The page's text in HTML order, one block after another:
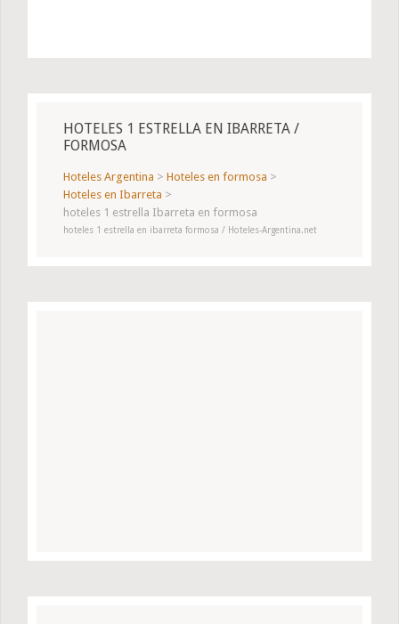
HOTELES 1 ESTRELLA EN IBARRETA /
FORMOSA
Hoteles Argentina > Hoteles en formosa >
Hoteles en Ibarreta >
hoteles 1 estrella Ibarreta en formosa
hoteles 1 estrella en ibarreta formosa / Hoteles-Argentina.net